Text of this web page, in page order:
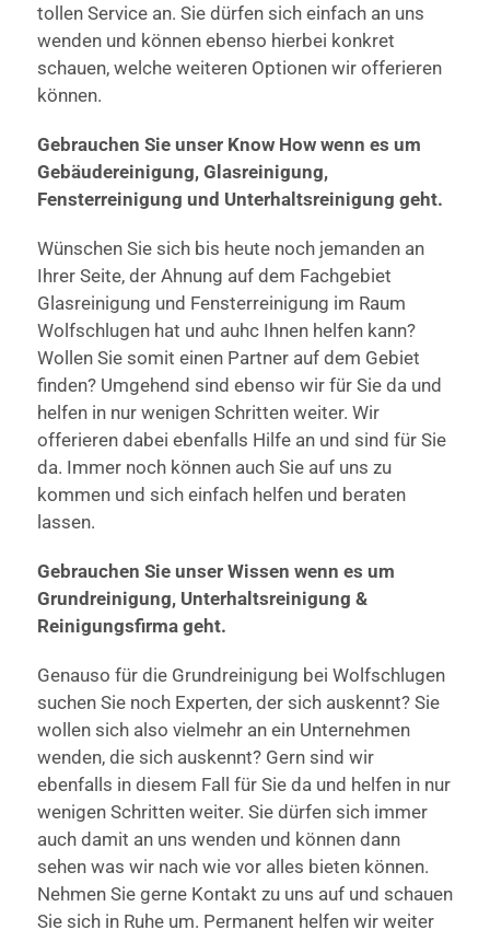
tollen Service an. Sie dürfen sich einfach an uns
wenden und können ebenso hierbei konkret
schauen, welche weiteren Optionen wir offerieren
können.
Gebrauchen Sie unser Know How wenn es um
Gebäudereinigung, Glasreinigung,
Fensterreinigung und Unterhaltsreinigung geht.
Wünschen Sie sich bis heute noch jemanden an
Ihrer Seite, der Ahnung auf dem Fachgebiet
Glasreinigung und Fensterreinigung im Raum
Wolfschlugen hat und auhc Ihnen helfen kann?
Wollen Sie somit einen Partner auf dem Gebiet
finden? Umgehend sind ebenso wir für Sie da und
helfen in nur wenigen Schritten weiter. Wir
offerieren dabei ebenfalls Hilfe an und sind für Sie
da. Immer noch können auch Sie auf uns zu
kommen und sich einfach helfen und beraten
lassen.
Gebrauchen Sie unser Wissen wenn es um
Grundreinigung, Unterhaltsreinigung &
Reinigungsfirma geht.
Genauso für die Grundreinigung bei Wolfschlugen
suchen Sie noch Experten, der sich auskennt? Sie
wollen sich also vielmehr an ein Unternehmen
wenden, die sich auskennt? Gern sind wir
ebenfalls in diesem Fall für Sie da und helfen in nur
wenigen Schritten weiter. Sie dürfen sich immer
auch damit an uns wenden und können dann
sehen was wir nach wie vor alles bieten können.
Nehmen Sie gerne Kontakt zu uns auf und schauen
Sie sich in Ruhe um. Permanent helfen wir weiter